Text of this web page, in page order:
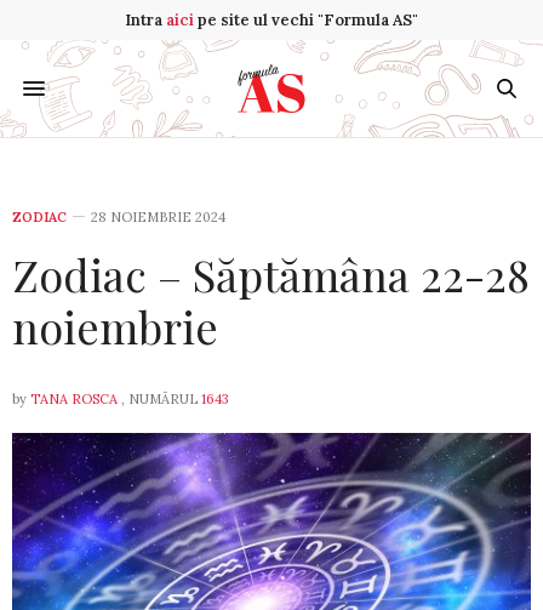
Intra aicipe site ul vechi "Formula AS"
ZODIAC 28 NOIEMBRIE 2024
Zodiac – Săptămâna 22-28
noiembrie
by TANA ROSCA , NUMĂRUL 1643